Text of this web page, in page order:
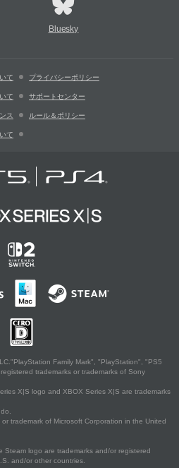
Bluesky
て プライバシーポリシー
て サポートセンター
ス ルール＆ポリシー
て
Family Mark", "PlayStation", "PS5
trademarks or trademarks of Sony
X|S logo and XBOX Series X|S are trademarks
trademark of Microsoft Corporation in the United
logo are trademarks and/or registered
and/or other countries.